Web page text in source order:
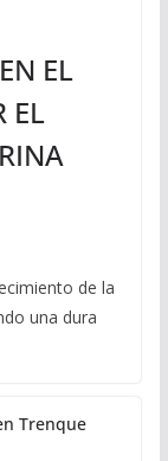
EL
EL
de la
una dura
Trenque